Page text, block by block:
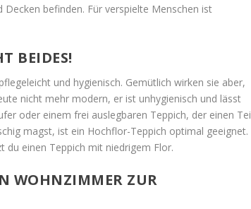
befinden. Für verspielte Menschen ist
BEIDES!
und hygienisch. Gemütlich wirken sie aber,
nicht mehr modern, er ist unhygienisch und lässt
oder einem frei auslegbaren Teppich, der einen
magst, ist ein Hochflor-Teppich optimal geeignet.
du einen Teppich mit niedrigem Flor.
WOHNZIMMER ZUR